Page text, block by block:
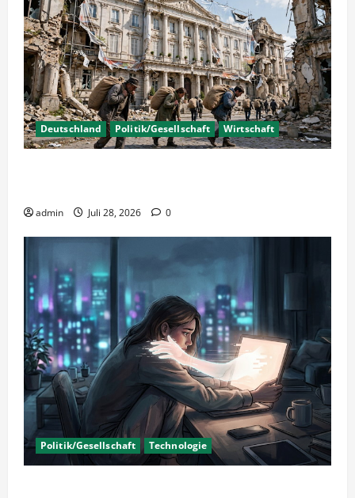
Deutschland Politik/Gesellschaft Wirtschaft
admin Juli 28, 2026 0
Politik/Gesellschaft Technologie